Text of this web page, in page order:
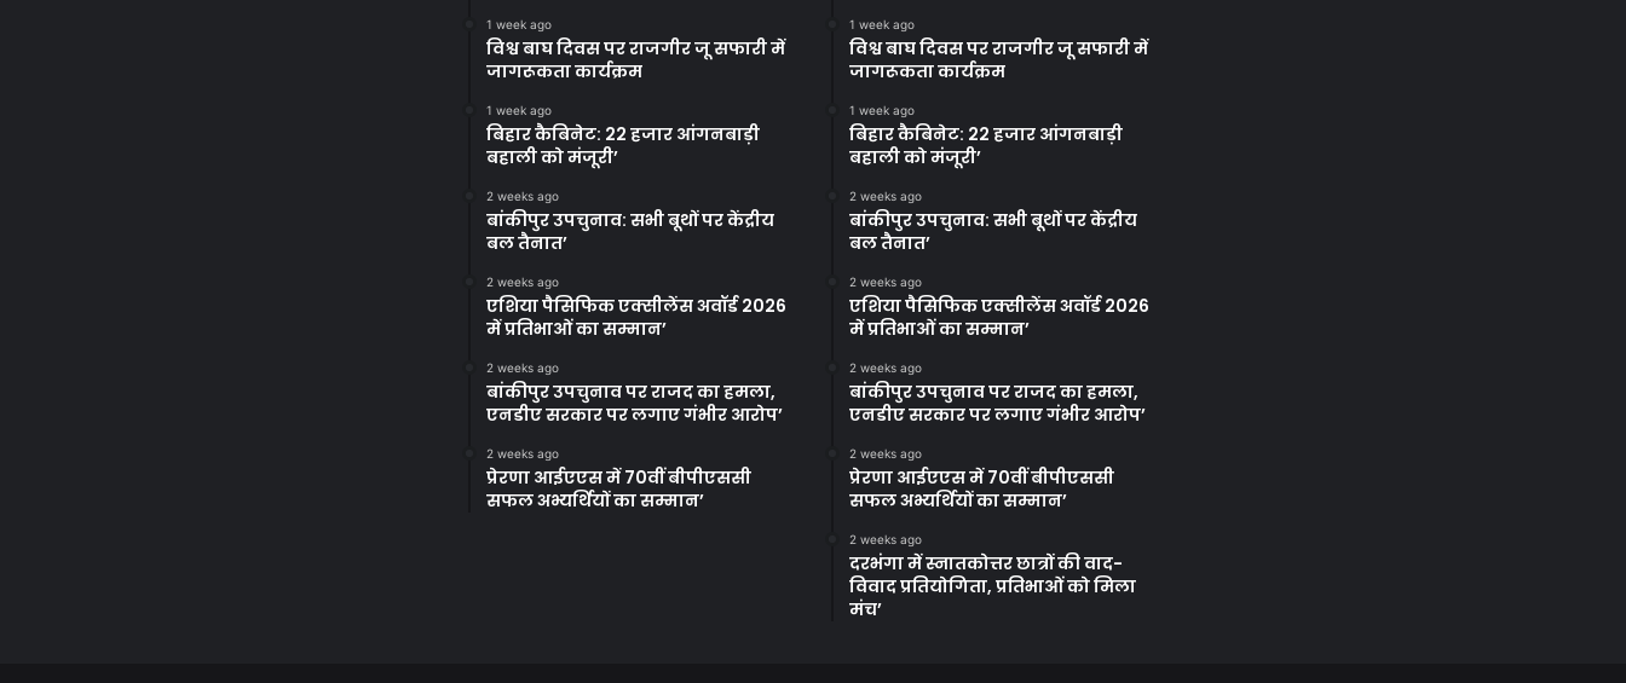
1 week ago
विश्व बाघ दिवस पर राजगीर जू सफारी में
जागरूकता कार्यक्रम
1 week ago
बिहार कैबिनेट: 22 हजार आंगनबाड़ी
बहाली को मंजूरी’
2 weeks ago
बांकीपुर उपचुनाव: सभी बूथों पर केंद्रीय
बल तैनात’
2 weeks ago
एशिया पैसिफिक एक्सीलेंस अवॉर्ड 2026
में प्रतिभाओं का सम्मान’
2 weeks ago
बांकीपुर उपचुनाव पर राजद का हमला,
एनडीए सरकार पर लगाए गंभीर आरोप’
2 weeks ago
प्रेरणा आईएएस में 70वीं बीपीएससी
सफल अभ्यर्थियों का सम्मान’
1 week ago
विश्व बाघ दिवस पर राजगीर जू सफारी में
जागरूकता कार्यक्रम
1 week ago
बिहार कैबिनेट: 22 हजार आंगनबाड़ी
बहाली को मंजूरी’
2 weeks ago
बांकीपुर उपचुनाव: सभी बूथों पर केंद्रीय
बल तैनात’
2 weeks ago
एशिया पैसिफिक एक्सीलेंस अवॉर्ड 2026
में प्रतिभाओं का सम्मान’
2 weeks ago
बांकीपुर उपचुनाव पर राजद का हमला,
एनडीए सरकार पर लगाए गंभीर आरोप’
2 weeks ago
प्रेरणा आईएएस में 70वीं बीपीएससी
सफल अभ्यर्थियों का सम्मान’
2 weeks ago
दरभंगा में स्नातकोत्तर छात्रों की वाद-
विवाद प्रतियोगिता, प्रतिभाओं को मिला
मंच’